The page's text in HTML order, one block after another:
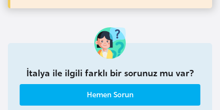
İtalya ile ilgili farklı bir sorunuz mu var?
Hemen Sorun
l
a